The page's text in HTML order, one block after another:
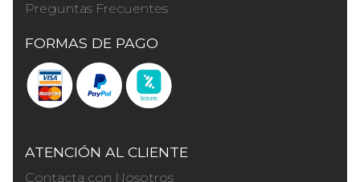
Preguntas Frecuentes
FORMAS DE PAGO
ATENCIÓN AL CLIENTE
Contacta con Nosotros